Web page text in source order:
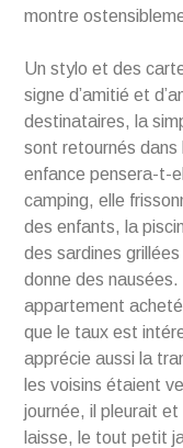
montre
Un stylo et des
signe d’amitié et
destinataires, la
sont retournés
enfance pensera-t-
camping, elle
des enfants, la
des sardines
donne des
appartement
que le taux est
apprécie aussi la
les voisins étaient
journée, il pleurait
laisse, le tout petit